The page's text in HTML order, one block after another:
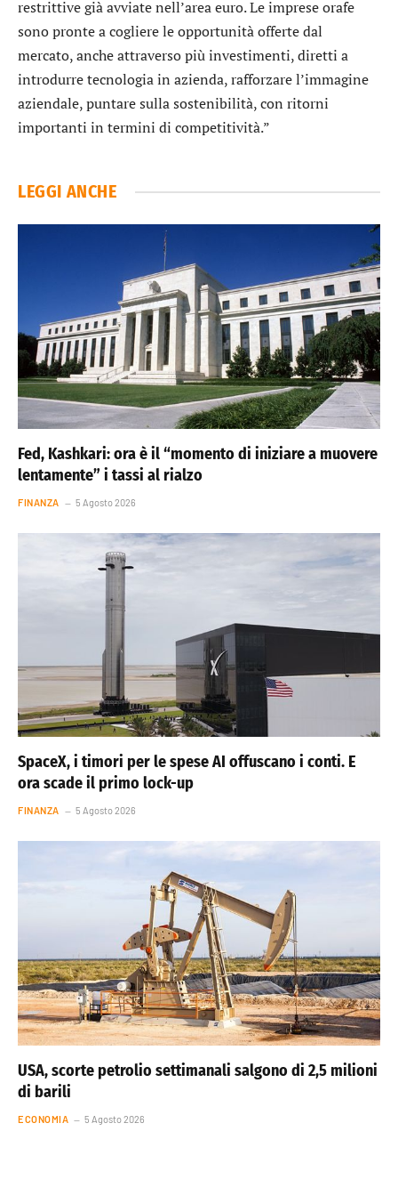
restrittive già avviate nell’area euro. Le imprese orafe
sono pronte a cogliere le opportunità offerte dal
mercato, anche attraverso più investimenti, diretti a
introdurre tecnologia in azienda, rafforzare l’immagine
aziendale, puntare sulla sostenibilità, con ritorni
importanti in termini di competitività.”
LEGGI ANCHE
Fed, Kashkari: ora è il “momento di iniziare a muovere
lentamente” i tassi al rialzo
FINANZA 5 Agosto 2026
SpaceX, i timori per le spese AI offuscano i conti. E
ora scade il primo lock-up
FINANZA 5 Agosto 2026
USA, scorte petrolio settimanali salgono di 2,5 milioni
di barili
ECONOMIA 5 Agosto 2026